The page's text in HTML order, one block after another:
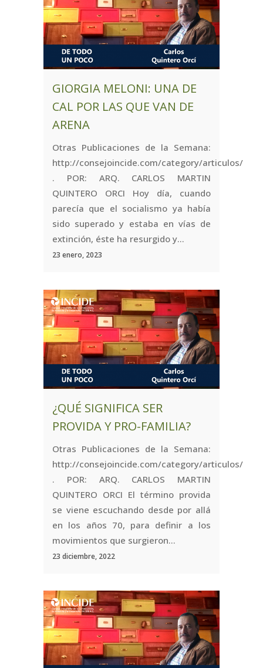
GIORGIA MELONI: UNA DE
CAL POR LAS QUE VAN DE
ARENA
Otras Publicaciones de la Semana:
http://consejoincide.com/category/articulos/
. POR: ARQ. CARLOS MARTIN
QUINTERO ORCI Hoy día, cuando
parecía que el socialismo ya había
sido superado y estaba en vías de
extinción, éste ha resurgido y...
23 enero, 2023
¿QUÉ SIGNIFICA SER
PROVIDA Y PRO-FAMILIA?
Otras Publicaciones de la Semana:
http://consejoincide.com/category/articulos/
. POR: ARQ. CARLOS MARTIN
QUINTERO ORCI El término provida
se viene escuchando desde por allá
en los años 70, para definir a los
movimientos que surgieron...
23 diciembre, 2022